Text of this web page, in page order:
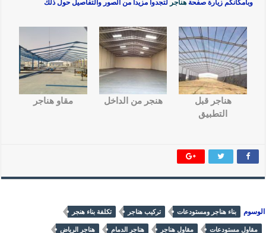
وبامكانكم زيارة صفحةهناجر لتجدوا مزيدا من الصور والتفاصيل حول ذلك
هناجر قبل
التطبيق
هنجر من الداخل مقاو هناجر
الوسوم بناء هناجر ومستودعات تركيب هناجر تكلفة بناء هنجر
مقاول مستودعات مقاول هناجر هناجر الدمام هناجر الرياض